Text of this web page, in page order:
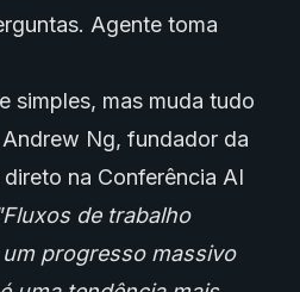
Agente toma
simples, mas muda tudo
Ng, fundador da
na Conferência AI
de trabalho
progresso massivo